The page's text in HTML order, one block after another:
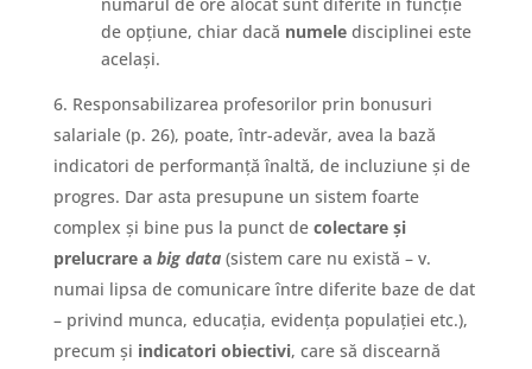
numărul de ore alocat sunt diferite în funcție
de opțiune, chiar dacă numeledisciplinei este
același.
Responsabilizarea profesorilor prin bonusuri
salariale (p. 26), poate, într-adevăr, avea la bază
indicatori de performanță înaltă, de incluziune și de
progres. Dar asta presupune un sistem foarte
complex și bine pus la punct decolectare și
prelucrare a big data (sistem care nu există – v.
numai lipsa de comunicare între diferite baze de dat
– privind munca, educația, evidența populației etc.),
precum și indicatori obiectivi, care să discearnă